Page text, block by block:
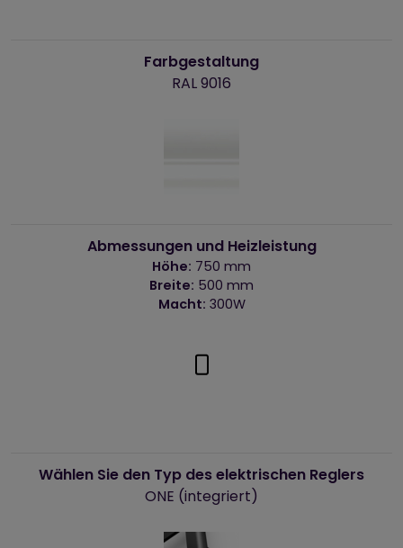
Farbgestaltung
RAL 9016
Abmessungen und Heizleistung
Höhe: 750 mm
Breite: 500 mm
Macht: 300W
Wählen Sie den Typ des elektrischen Reglers
ONE (integriert)